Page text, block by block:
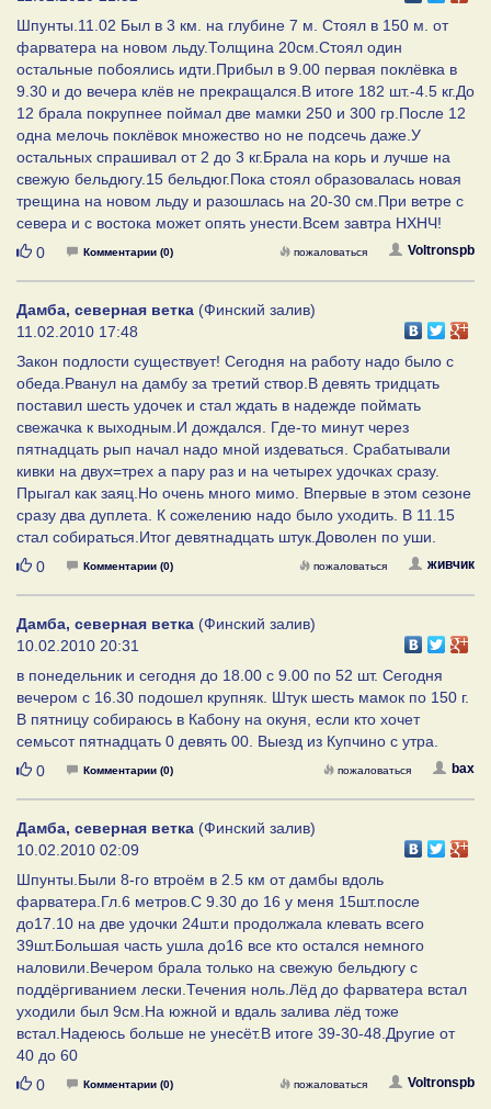
Шпунты.11.02 Был в 3 км. на глубине 7 м. Стоял в 150 м. от
фарватера на новом льду.Толщина 20см.Стоял один
остальные побоялись идти.Прибыл в 9.00 первая поклёвка в
9.30 и до вечера клёв не прекращался.В итоге 182 шт.-4.5 кг.До
12 брала покрупнее поймал две мамки 250 и 300 гр.После 12
одна мелочь поклёвок множество но не подсечь даже.У
остальных спрашивал от 2 до 3 кг.Брала на корь и лучше на
свежую бельдюгу.15 бельдюг.Пока стоял образовалась новая
трещина на новом льду и разошлась на 20-30 см.При ветре с
севера и с востока может опять унести.Всем завтра НХНЧ!
Нравится
0 Комментарии (0) Voltronspb
пожаловаться
Дамба, северная ветка (Финский залив)
11.02.2010 17:48
Закон подлости существует! Сегодня на работу надо было с
обеда.Рванул на дамбу за третий створ.В девять тридцать
поставил шесть удочек и стал ждать в надежде поймать
свежачка к выходным.И дождался. Где-то минут через
пятнадцать рып начал надо мной издеваться. Срабатывали
кивки на двух=трех а пару раз и на четырех удочках сразу.
Прыгал как заяц.Но очень много мимо. Впервые в этом сезоне
сразу два дуплета. К сожелению надо было уходить. В 11.15
стал собираться.Итог девятнадцать штук.Доволен по уши.
Нравится
0 Комментарии (0) живчик
пожаловаться
Дамба, северная ветка (Финский залив)
10.02.2010 20:31
в понедельник и сегодня до 18.00 с 9.00 по 52 шт. Сегодня
вечером с 16.30 подошел крупняк. Штук шесть мамок по 150 г.
В пятницу собираюсь в Кабону на окуня, если кто хочет
семьсот пятнадцать 0 девять 00. Выезд из Купчино с утра.
Нравится
0 Комментарии (0) bax
пожаловаться
Дамба, северная ветка (Финский залив)
10.02.2010 02:09
Шпунты.Были 8-го втроём в 2.5 км от дамбы вдоль
фарватера.Гл.6 метров.С 9.30 до 16 у меня 15шт.после
до17.10 на две удочки 24шт.и продолжала клевать всего
39шт.Большая часть ушла до16 все кто остался немного
наловили.Вечером брала только на свежую бельдюгу с
поддёргиванием лески.Течения ноль.Лёд до фарватера встал
уходили был 9см.На южной и вдаль залива лёд тоже
встал.Надеюсь больше не унесёт.В итоге 39-30-48.Другие от
40 до 60
Нравится
0 Комментарии (0) Voltronspb
пожаловаться